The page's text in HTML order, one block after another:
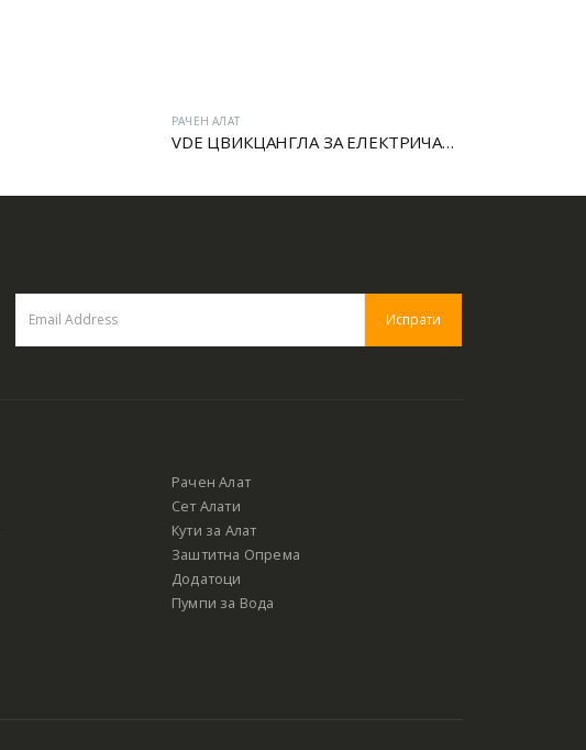
РАЧЕН АЛАТ
VDE ЦВИКЦАНГЛА ЗА ЕЛЕКТРИЧАРИ
Рачен Алат
Сет Алати
Кути за Алат
Заштитна Опрема
Додатоци
Пумпи за Вода